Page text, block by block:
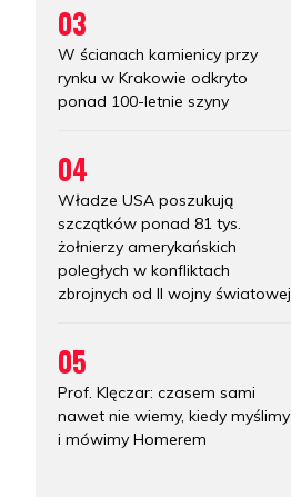
03
W ścianach kamienicy przy
rynku w Krakowie odkryto
ponad 100-letnie szyny
04
Władze USA poszukują
szczątków ponad 81 tys.
żołnierzy amerykańskich
poległych w konfliktach
zbrojnych od II wojny światowej
05
Prof. Klęczar: czasem sami
nawet nie wiemy, kiedy myślimy
i mówimy Homerem